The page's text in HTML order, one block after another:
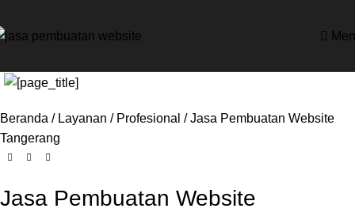
Beranda Layanan Profesional
Jasa Pembuatan Website
Tangerang
Jasa Pembuatan Website